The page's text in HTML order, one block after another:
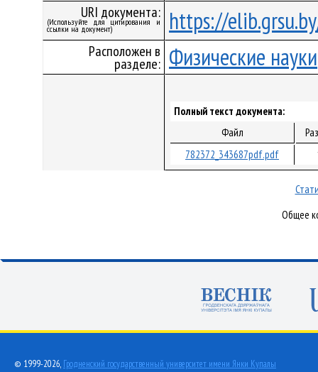
URI документа:
(Используйте для цитирования и
ссылки на документ) https://
Расположен в
разделе: Физические науки
Полный текст документа:
Файл
782372_343687pdf.pdf
Общее
© 1999-2026, Гродненский государственный университет имени Янки Купалы